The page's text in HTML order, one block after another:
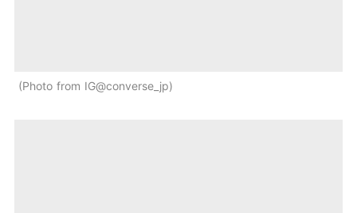
Photo from IG@converse_jp